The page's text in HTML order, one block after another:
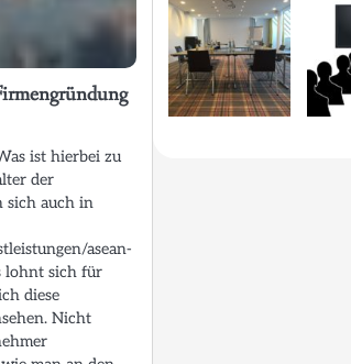
ist hierbei zu
der
sich auch in
asean-
lohnt sich für
diese
Nicht